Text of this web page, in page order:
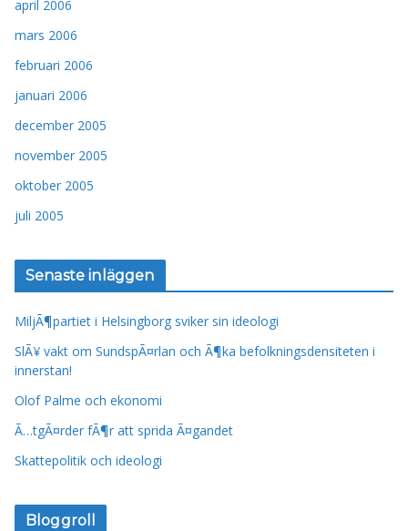
april 2006
mars 2006
februari 2006
januari 2006
december 2005
november 2005
oktober 2005
juli 2005
Senaste inläggen
MiljÃ¶partiet i Helsingborg sviker sin ideologi
SlÃ¥ vakt om SundspÃ¤rlan och Ã¶ka befolkningsdensiteten i
innerstan!
Olof Palme och ekonomi
Ã…tgÃ¤rder fÃ¶r att sprida Ã¤gandet
Skattepolitik och ideologi
Bloggroll